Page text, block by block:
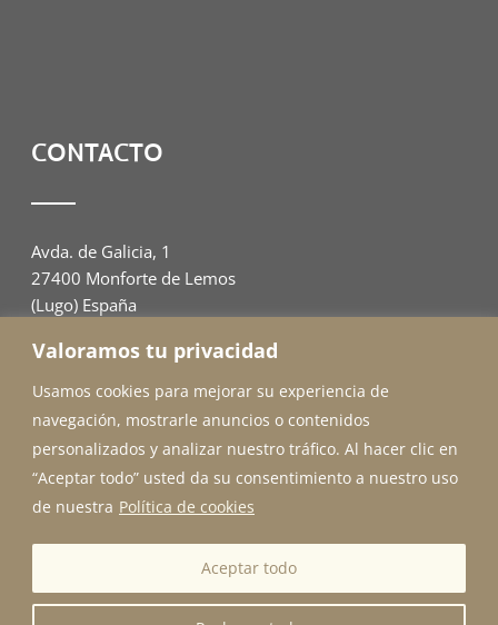
Valoramos tu privacidad
Usamos cookies para mejorar su experiencia de
navegación, mostrarle anuncios o contenidos
personalizados y analizar nuestro tráfico. Al hacer clic en
“Aceptar todo” usted da su consentimiento a nuestro uso
de nuestra Política de cookies
Aceptar todo
CONTACTO
Avda. de Galicia, 1
27400 Monforte de Lemos
(Lugo) España
982 00 94 07
adahome@outlook.es
© Copyright 2024 Ada Home |Aviso legal y Privacidad|
Diseñado porCitiservi Media